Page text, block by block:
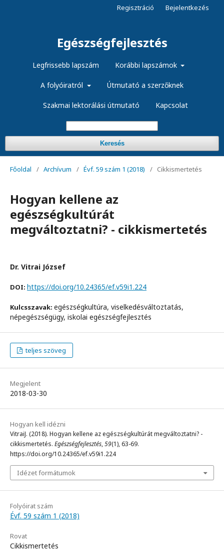
Egészségfejlesztés
Legfrissebb lapszám Korábbi lapszámok
A folyóiratról Útmutató a szerzőknek
Szakmai lektorálási útmutató Kapcsolat
Keresés
Regisztráció Bejelentkezés
Főoldal / Archívum / Évf. 59 szám 1 (2018) / Cikkismertetés
Hogyan kellene az
egészségkultúrát
megváltoztatni? - cikkismertetés
Dr. Vitrai József
DOI: https://doi.org/10.24365/ef.v59i1.224
Kulcsszavak: egészségkultúra, viselkedésváltoztatás,
népegészségügy, iskolai egészségfejlesztés
teljes szöveg
Megjelent
2018-03-30
Hogyan kell idézni
VitraiJ. (2018). Hogyan kellene az egészségkultúrát megváltoztatni? -
cikkismertetés. Egészségfejlesztés,59(1), 63-69.
https://doi.org/10.24365/ef.v59i1.224
Idézet formátumok
Folyóirat szám
Évf. 59 szám 1 (2018)
Rovat
Cikkismertetés